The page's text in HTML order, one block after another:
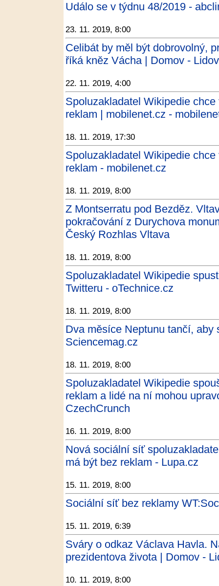
Událo se v týdnu 48/2019 -
23. 11. 2019, 8:00
Celibát by měl být dobrovolný,
říká kněz Vácha | Domov -
22. 11. 2019, 4:00
Spoluzakladatel Wikipedie
reklam | mobilenet.cz -
18. 11. 2019, 17:30
Spoluzakladatel Wikipedie
reklam - mobilenet.cz
18. 11. 2019, 8:00
Z Montserratu pod Bezděz.
pokračování z Durychova
Český Rozhlas Vltava
18. 11. 2019, 8:00
Spoluzakladatel Wikipedie
Twitteru - oTechnice.cz
18. 11. 2019, 8:00
Dva měsíce Neptunu tančí, aby
Sciencemag.cz
18. 11. 2019, 8:00
Spoluzakladatel Wikipedie
reklam a lidé na ní mohou
CzechCrunch
16. 11. 2019, 8:00
Nová sociální síť
má být bez reklam - Lupa.cz
15. 11. 2019, 8:00
Sociální síť bez reklamy
15. 11. 2019, 6:39
Sváry o odkaz Václava Havla.
prezidentova života | Domov -
10. 11. 2019, 8:00